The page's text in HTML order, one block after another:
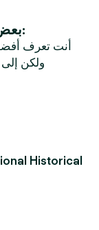
بعض الأفكار لموعد مميز في ريتشموند:
أنت تعرف
ولكن
Historical